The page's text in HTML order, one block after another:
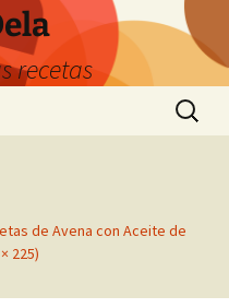
recetas
Buscar:
de Avena con Aceite de
225)